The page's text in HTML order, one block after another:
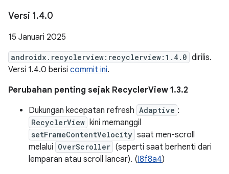
Versi 1.4.0
15 Januari 2025
androidx.recyclerview:recyclerview:1.4.0 dirilis.
Versi 1.4.0 berisi commit ini.
Perubahan penting sejak RecyclerView 1.3.2
Dukungan kecepatan refresh Adaptive :
RecyclerView kini memanggil
setFrameContentVelocity saat men-scroll
melalui OverScroller (seperti saat berhenti dari
lemparan atau scroll lancar). (I8f8a4)